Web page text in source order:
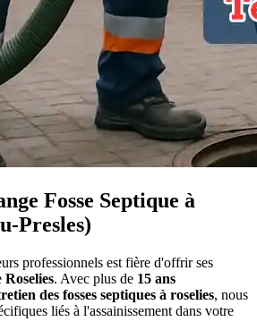
Fosse Septique à
Presles)
professionnels est fière d'offrir ses
Roselies. Avec plus de 15 ans
des fosses septiques à roselies, nous
liés à l'assainissement dans votre